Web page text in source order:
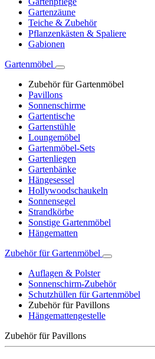
Gartenzäune
Teiche & Zubehör
Pflanzenkästen & Spaliere
Gabionen
Gartenmöbel
Zubehör für Gartenmöbel
Pavillons
Sonnenschirme
Gartentische
Gartenstühle
Loungemöbel
Gartenmöbel-Sets
Gartenliegen
Gartenbänke
Hängesessel
Hollywoodschaukeln
Sonnensegel
Strandkörbe
Sonstige Gartenmöbel
Hängematten
Zubehör für Gartenmöbel
Auflagen & Polster
Sonnenschirm-Zubehör
Schutzhüllen für Gartenmöbel
Zubehör für Pavillons
Hängemattengestelle
Zubehör für Pavillons